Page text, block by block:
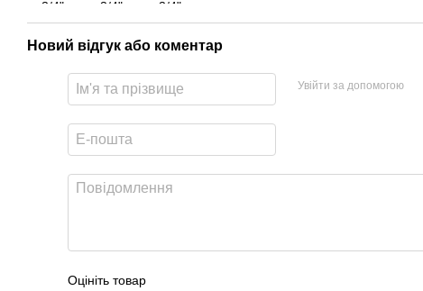
Новий відгук або коментар
Увійти за допомогою
Оцініть товар